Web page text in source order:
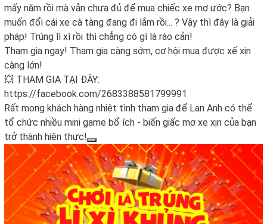
mấy năm rồi mà vẫn chưa đủ để mua chiếc xe mơ ước? Bạn
muốn đổi cái xe cà tàng đang đi lắm rồi... ? Vậy thì đây là giải
pháp! Trúng lì xì rồi thì chẳng có gì là rào cản!
Tham gia ngay! Tham gia càng sớm, cơ hội mua được xế xịn
càng lớn!
💥 THAM GIA TẠI ĐÂY:
https://facebook.com/2683388581799991
Rất mong khách hàng nhiệt tình tham gia để Lan Anh có thể
tổ chức nhiều mini game bổ ích - biến giấc mơ xe xịn của bạn
trở thành hiện thực!